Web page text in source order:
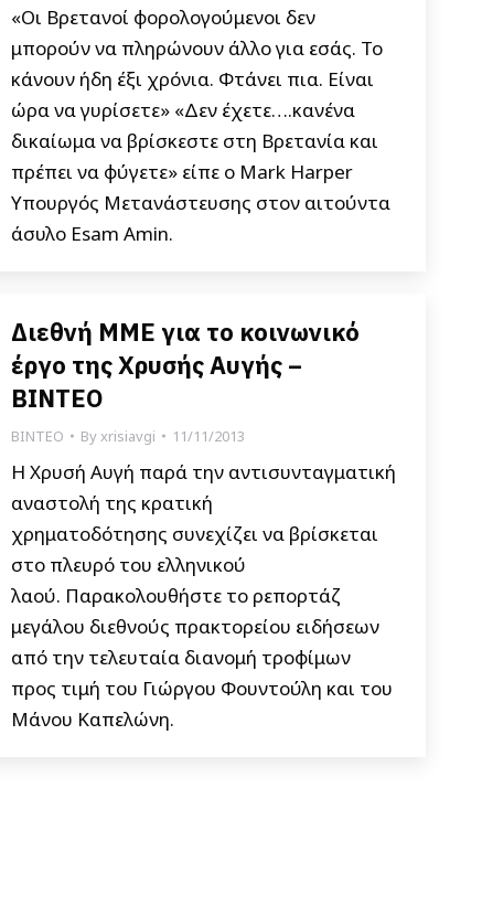
«Oι Βρετανοί φορολογούμενοι δεν
μπορούν να πληρώνουν άλλο για εσάς. Το
κάνουν ήδη έξι χρόνια. Φτάνει πια. Είναι
ώρα να γυρίσετε» «Δεν έχετε….κανένα
δικαίωμα να βρίσκεστε στη Βρετανία και
πρέπει να φύγετε» είπε ο Mark Harper
Υπουργός Μετανάστευσης στον αιτούντα
άσυλο Esam Amin.
Διεθνή ΜΜΕ για το κοινωνικό
έργο της Χρυσής Αυγής –
ΒΙΝΤΕΟ
ΒΙΝΤΕΟ Byxrisiavgi 11/11/2013
Η Χρυσή Αυγή παρά την αντισυνταγματική
αναστολή της κρατική
χρηματοδότησης συνεχίζει να βρίσκεται
στο πλευρό του ελληνικού
λαού. Παρακολουθήστε το ρεπορτάζ
μεγάλου διεθνούς πρακτορείου ειδήσεων
από την τελευταία διανομή τροφίμων
προς τιμή του Γιώργου Φουντούλη και του
Μάνου Καπελώνη.